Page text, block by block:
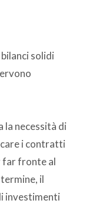
solidi
la necessità di
i contratti
far fronte al
il
investimenti